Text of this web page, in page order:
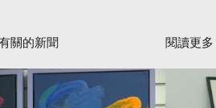
關的新聞 閱讀更多